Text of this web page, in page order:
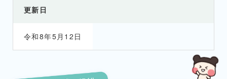
更新日
令和8年5月12日